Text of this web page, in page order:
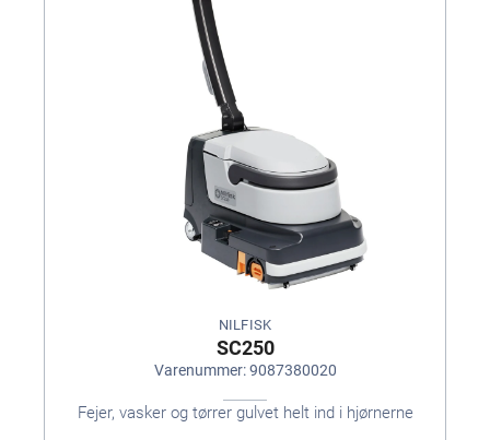
NILFISK
SC250
Varenummer: 9087380020
Fejer, vasker og tørrer gulvet helt ind i hjørnerne